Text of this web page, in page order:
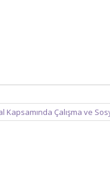
Kapsamında Çalışma ve